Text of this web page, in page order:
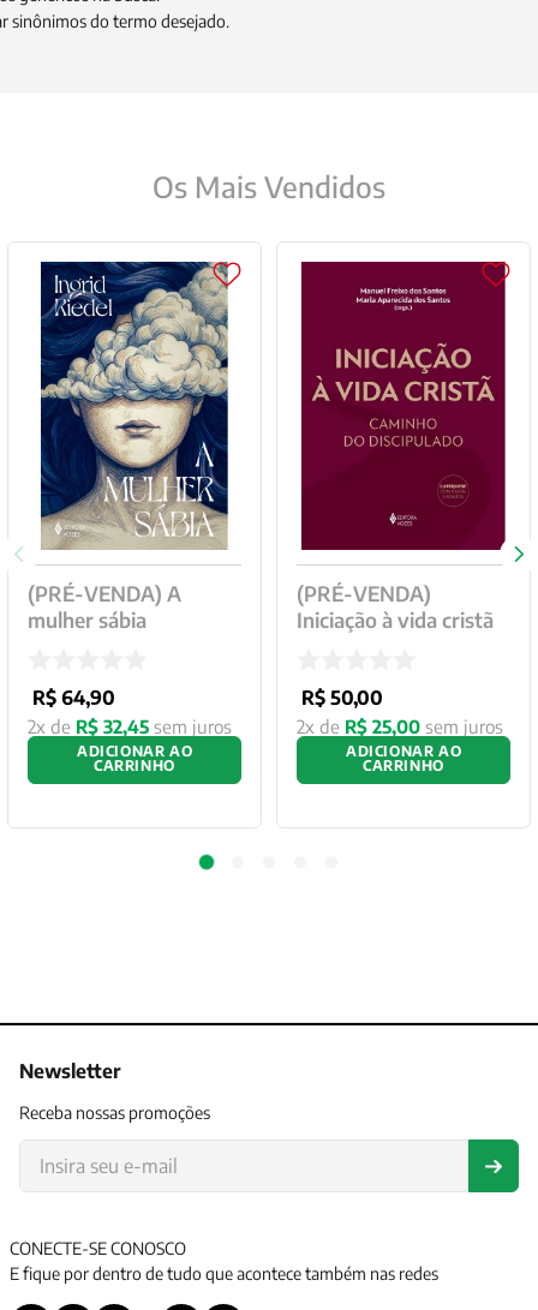
sinônimos do termo desejado.
Os Mais Vendidos
(PRÉ-VENDA) A
mulher sábia
R$ 64,90
2x de R$ 32,45 sem juros
ADICIONAR AO
CARRINHO
(PRÉ-VENDA)
Iniciação à vida cristã
R$ 50,00
2x de R$ 25,00 sem juros
ADICIONAR AO
CARRINHO
Newsletter
Receba nossas promoções
CONECTE-SE CONOSCO
E fique por dentro de tudo que acontece também nas redes